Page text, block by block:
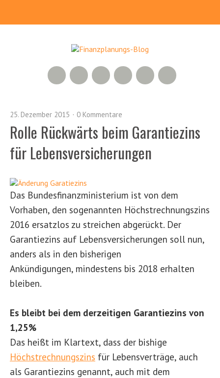
Facebook
500px
LinkedIn
Xing
RSS Feed
25. Dezember 2015 0 Kommentare
Rolle Rückwärts beim Garantiezins
für Lebensversicherungen
Das Bundesfinanzministerium ist von dem
Vorhaben, den sogenannten Höchstrechnungszins
2016 ersatzlos zu streichen abgerückt. Der
Garantiezins auf Lebensversicherungen soll nun,
anders als in den bisherigen
Ankündigungen, mindestens bis 2018 erhalten
bleiben.
Es bleibt bei dem derzeitigen Garantiezins von
1,25%
Das heißt im Klartext, dass der bishige
Höchstrechnungszins für Lebensverträge, auch
als Garantiezins genannt, auch mit dem